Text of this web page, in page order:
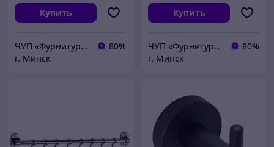
Купить
ЧУП «Фурнитурка-бай»
80%
г. Минск
Купить
ЧУП «Фурнитурка-бай»
80%
г. Минск